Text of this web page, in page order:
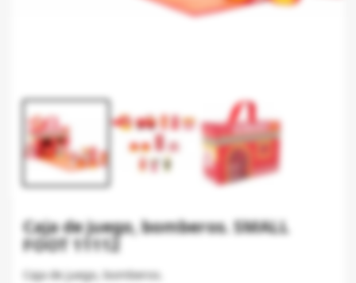
Caja de juego, bomberos. SMALL
FOOT 11112
Caja de juego, bomberos.